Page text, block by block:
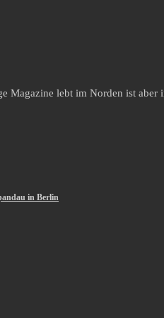
Magazine lebt im Norden ist
in Berlin